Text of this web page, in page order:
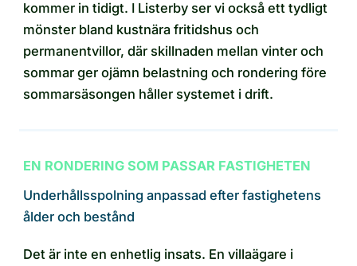
kommer in tidigt. I Listerby ser vi också ett tydligt
mönster bland kustnära fritidshus och
permanentvillor, där skillnaden mellan vinter och
sommar ger ojämn belastning och rondering före
sommarsäsongen håller systemet i drift.
EN RONDERING SOM PASSAR FASTIGHETEN
Underhållsspolning anpassad efter fastighetens
ålder och bestånd
Det är inte en enhetlig insats. En villaägare i